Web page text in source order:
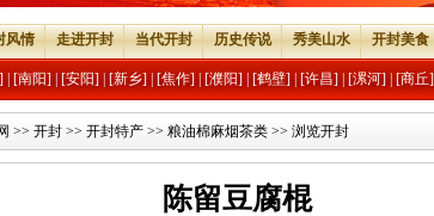
风情 走进开封 当代开封 历史传说 秀美山水 开封美食
[南阳] [安阳] [新乡] [焦作] [濮阳] [鹤壁] [许昌] [漯河] [商丘]
>> 开封 >> 开封特产 >> 粮油棉麻烟茶类 >> 浏览开封
陈留豆腐棍